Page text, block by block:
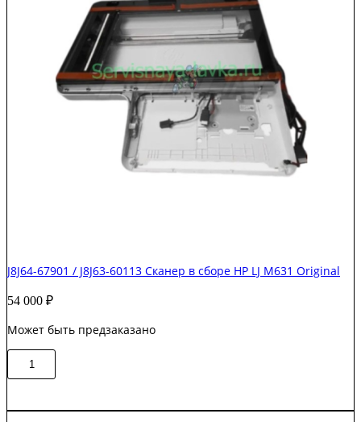
J8J64-67901 / J8J63-60113 Сканер в сборе HP LJ M631 Original
54 000 ₽
Может быть предзаказано
Количество
товара
/